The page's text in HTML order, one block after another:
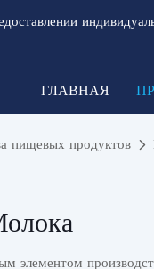
ГЛАВНАЯ
пищевых продуктов
элементом